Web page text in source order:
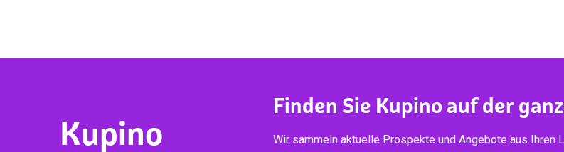
Kupino
Finden Sie Kupino auf der
Wir sammeln aktuelle Prospekte und Angebote aus